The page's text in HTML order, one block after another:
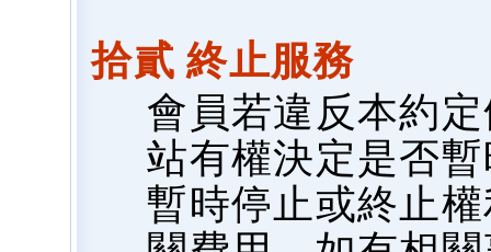
拾貳 終止服務
會員若違反本約
站有權決定是否
暫時停止或終止